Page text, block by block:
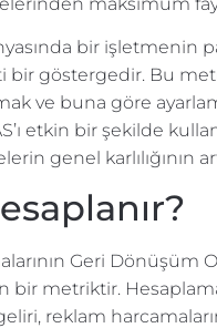
bir işletmenin
bir göstergedir. Bu
ve buna göre
etkin bir şekilde
genel karlılığının
Geri Dönüşüm
bir metriktir.
reklam